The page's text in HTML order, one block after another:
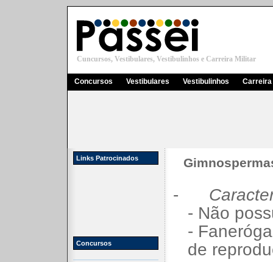
Cuncursos, Vestibulares, Vestibulinhos e Carreira Militar
Concursos Vestibulares Vestibulinhos
Links Patrocinados
Concursos
-
- Não
-
de